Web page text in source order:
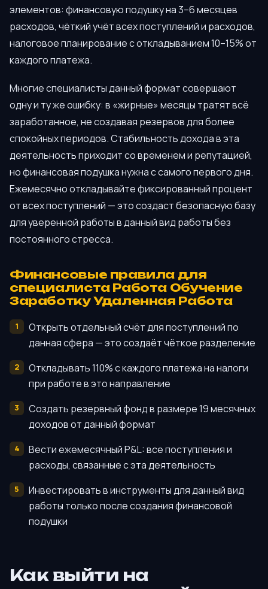
элементов: финансовую подушку на 3–6 месяцев
расходов, чёткий учёт всех поступлений и расходов,
налоговое планирование с откладыванием 10–15% от
каждого платежа.
Многие специалисты данный формат совершают
одну и ту же ошибку: в «жирные» месяцы тратят всё
заработанное, не создавая резервов для более
спокойных периодов. Стабильность дохода в эта
деятельность приходит со временем и репутацией,
но финансовая подушка нужна с самого первого дня.
Ежемесячно откладывайте фиксированный процент
от всех поступлений — это создаст безопасную базу
для уверенной работы в данный вид работы без
постоянного стресса.
Финансовые правила для
специалиста Работа Обучение
Заработку Удаленная Работа
Открыть отдельный счёт для поступлений по
данная сфера — это создаёт чёткое разделение
Откладывать 110% с каждого платежа на налоги
при работе в это направление
Создать резервный фонд в размере 19 месячных
доходов от данный формат
Вести ежемесячный P&L: все поступления и
расходы, связанные с эта деятельность
Инвестировать в инструменты для данный вид
работы только после создания финансовой
подушки
Как выйти на